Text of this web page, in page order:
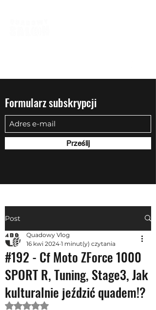
Formularz subskrypcji
Prześlij
Post
#192 - Cf Moto ZForce 1000
SPORT R, Tuning, Stage3, Jak
kulturalnie jeździć quadem!?
Quadowy Vlog
16 kwi 2024 1 minut(y) czytania
Oceniono na NaN z 5 gwiazdek.